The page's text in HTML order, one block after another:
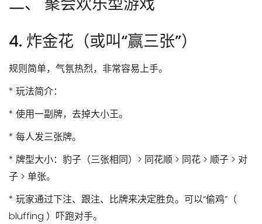
4. 炸金花（或叫“赢三张”）
规则简单，气氛热烈，非常容易上手。
* 玩法简介：
* 使用一副牌，去掉大小王。
* 每人发三张牌。
* 牌型大小：豹子（三张相同）> 同花顺 > 同花 > 顺子 > 对
子 > 单张。
* 玩家通过下注、跟注、比牌来决定胜负。可以“偷鸡”（
bluffing ）吓跑对手。